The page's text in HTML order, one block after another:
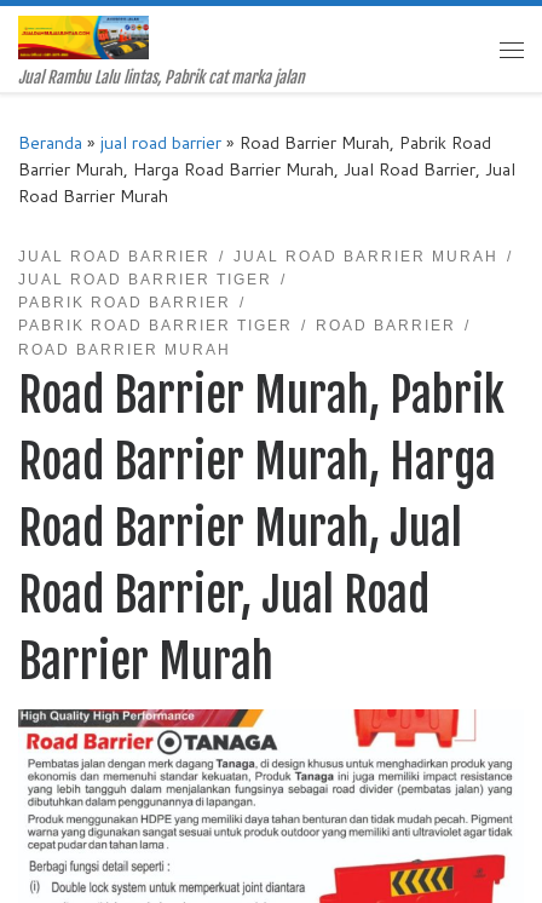
Skip to content
Jual Rambu Lalu lintas, Pabrik cat marka jalan
Beranda » jual road barrier» Road Barrier Murah, Pabrik Road
Barrier Murah, Harga Road Barrier Murah, Jual Road Barrier, Jual
Road Barrier Murah
JUAL ROAD BARRIER
JUAL ROAD BARRIER MURAH
JUAL ROAD BARRIER TIGER
PABRIK ROAD BARRIER
PABRIK ROAD BARRIER TIGER
ROAD BARRIER
ROAD BARRIER MURAH
Road Barrier Murah, Pabrik
Road Barrier Murah, Harga
Road Barrier Murah, Jual
Road Barrier, Jual Road
Barrier Murah